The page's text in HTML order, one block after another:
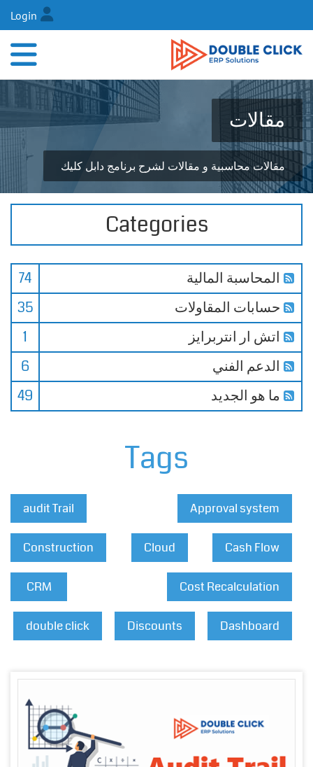
Login
مقالات
مقالات محاسبية و مقالات لشرح برنامج دابل كليك
Categories
المحاسبة المالية
74
حسابات المقاولات
35
اتش ار انتربرايز
1
الدعم الفني
6
ما هو الجديد
49
Tags
Approval system
audit Trail
Cash Flow
Cloud
Construction
Cost Recalculation
CRM
Dashboard
Discounts
double click